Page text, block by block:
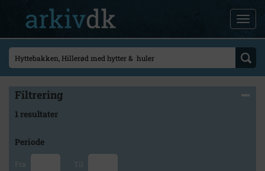
Filtrering
1 resultater
Periode
Fra Til